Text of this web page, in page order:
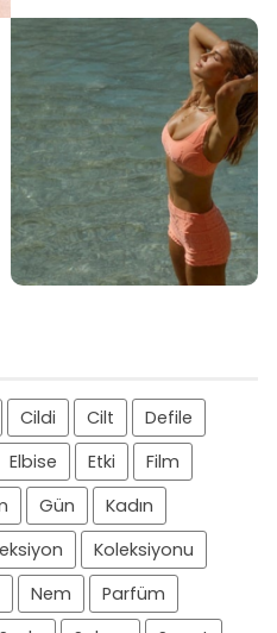
Cildi Cilt
Defile
Elbise Etki
Film
Gün
Kadın
Koleksiyonu
Nem
Parfüm